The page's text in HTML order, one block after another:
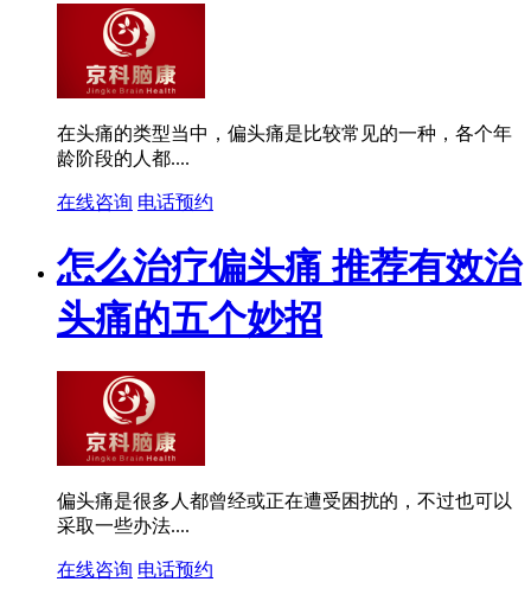
在头痛的类型当中，偏头痛是比较常见的一种，各个年
龄阶段的人都....
在线咨询 电话预约
怎么治疗偏头痛 推荐有效治
头痛的五个妙招
偏头痛是很多人都曾经或正在遭受困扰的，不过也可以
采取一些办法....
在线咨询 电话预约